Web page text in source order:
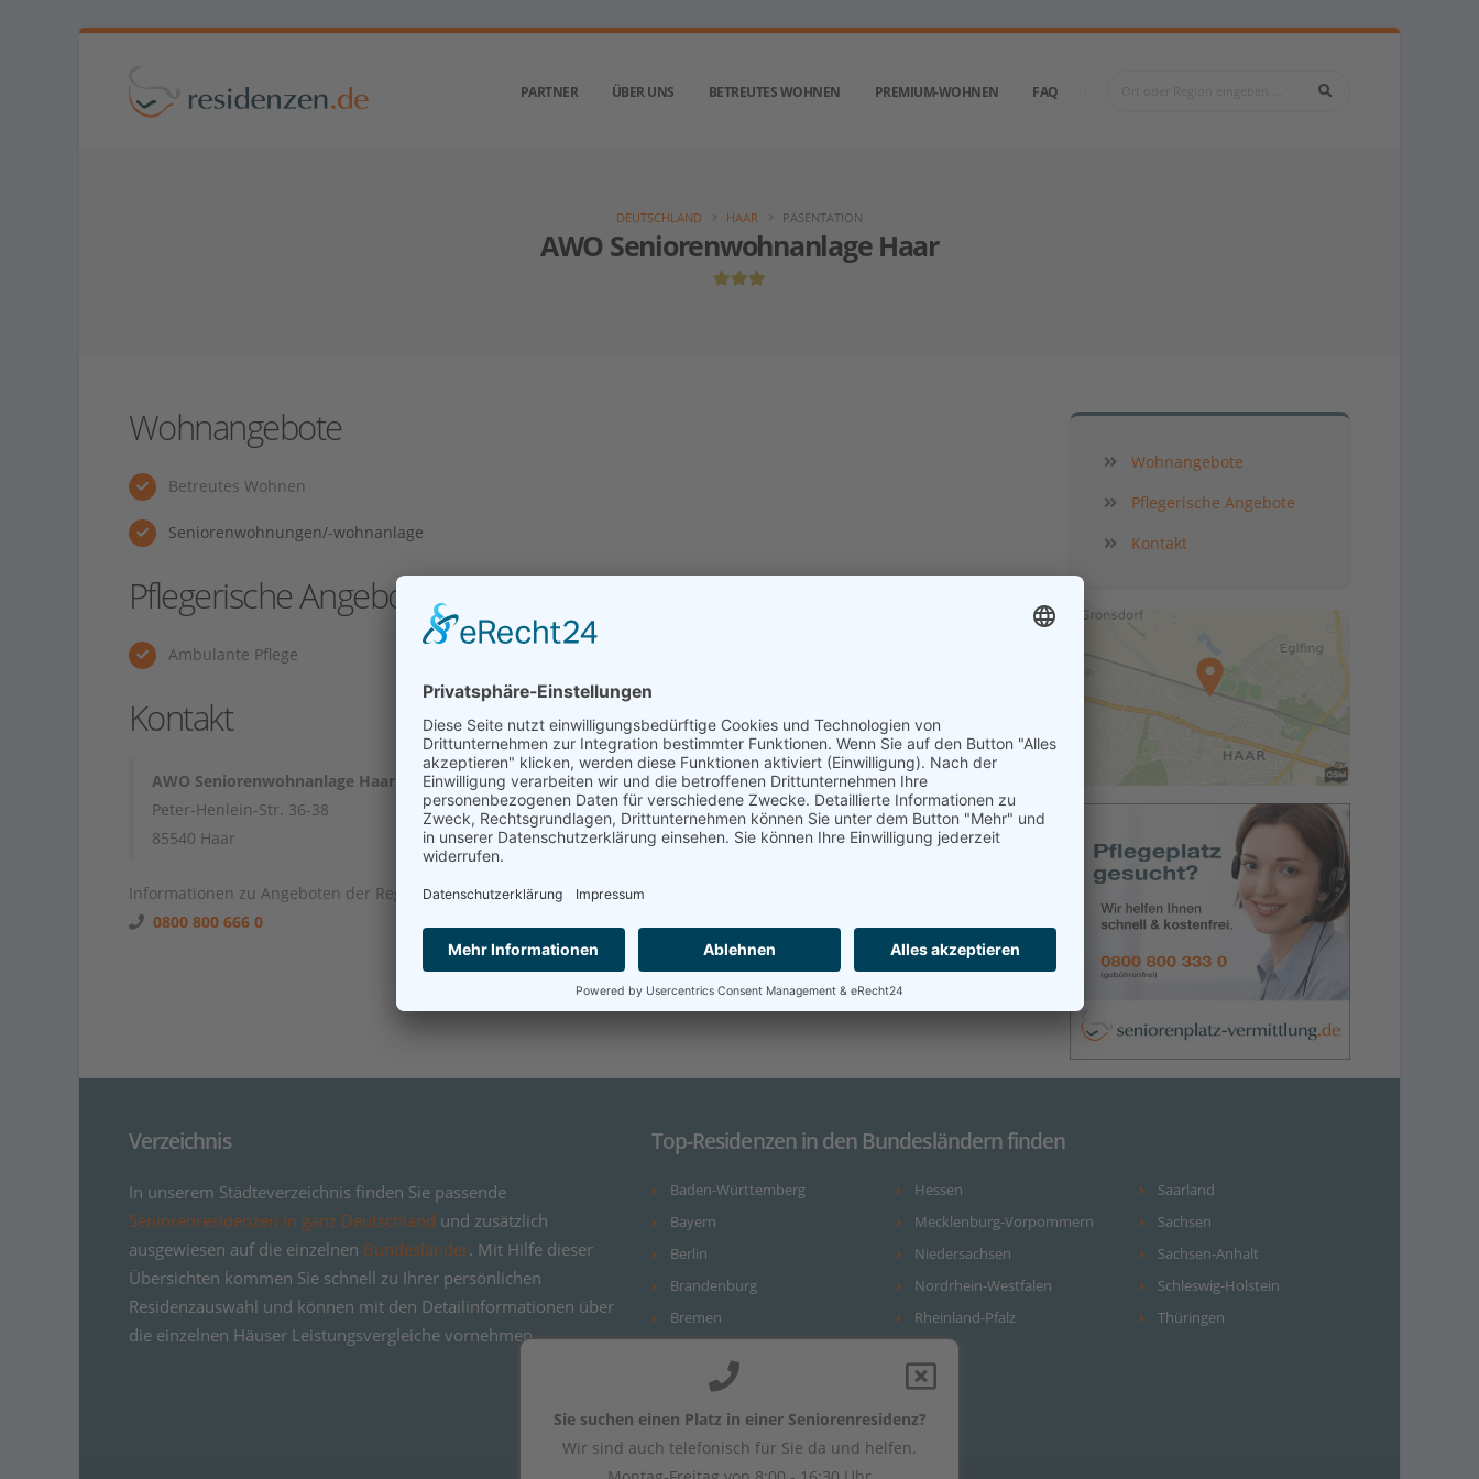
PARTNER ÜBER UNS BETREUTES WOHNEN PREMIUM-WOHNEN FAQ
AWO Seniorenwohnanlage Haar
DEUTSCHLAND HAAR PÄSENTATION
Wohnangebote
Betreutes Wohnen
Seniorenwohnungen/-wohnanlage
Pflegerische Angebote
Ambulante Pflege
Kontakt
AWO Seniorenwohnanlage Haar
Peter-Henlein-Str. 36-38
85540 Haar
Informationen zu Angeboten der Region unter
0800 800 666 0
Leider kann das Haus über residenzen.de nicht direkt
angefragt werden.
Wohnangebote
Pflegerische Angebote
Kontakt
Verzeichnis
In unserem Städteverzeichnis finden Sie passende
Seniorenresidenzen in ganz Deutschland und zusätzlich
ausgewiesen auf die einzelnen Bundesländer. Mit Hilfe dieser
Übersichten kommen Sie schnell zu Ihrer persönlichen
Residenzauswahl und können mit den Detailinformationen über
die einzelnen Häuser Leistungsvergleiche vornehmen.
Top-Residenzen in den Bundesländern finden
Baden-Württemberg
Bayern
Berlin
Brandenburg
Bremen
Hessen
Mecklenburg-Vorpommern
Niedersachsen
Nordrhein-Westfalen
Rheinland-Pfalz
Saarland
Sachsen
Sachsen-Anhalt
Schleswig-Holstein
Thüringen
Sie suchen einen Platz in einer Seniorenresidenz?
Wir sind auch telefonisch für Sie da und helfen.